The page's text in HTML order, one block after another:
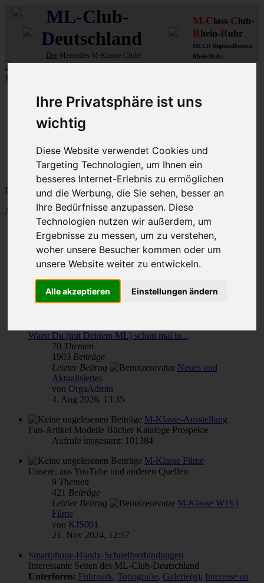
Ihre Privatsphäre ist uns
wichtig
Diese Website verwendet Cookies und
Targeting Technologien, um Ihnen ein
besseres Internet-Erlebnis zu ermöglichen
und die Werbung, die Sie sehen, besser an
Ihre Bedürfnisse anzupassen. Diese
Technologien nutzen wir außerdem, um
Ergebnisse zu messen, um zu verstehen,
woher unsere Besucher kommen oder um
unsere Website weiter zu entwickeln.
Alle akzeptieren Einstellungen ändern
ML-Club-
Deutschland
Der Mercedes M-Klasse Club!
M-Class-Club-
Rhein-Ruhr
MLCD Regionalbereich
Rhein/Ruhr
10 aus 15 unserer in
Schnellzugriff
Ungelesene
MLCD-Ausstellung
FAQ
MLCD-Seiten
MLCD-Foren-Übersicht
Dein letzter Besuch: 7. Aug 2026, 02:49
Aktuelle Zeit: 7. Aug 2026, 02:49
M-Klasse-Foren W163 W164 W166 V167
Themen
Beiträge
Letzter Beitrag
von & für M-Klasse- und MLCD-Interessierte
Unterforen:
Warst Du (mit Deinem ML) schon mal in...
70 Themen
1903 Beiträge
Letzter Beitrag
Neues und
Aktualisiertes
von OrgaAdmin
4. Aug 2026, 13:35
M-Klasse-Ausstellung
Fan-Artikel Modelle Bücher Kataloge Prospekte
Aufrufe insgesamt: 101384
M-Klasse Filme
Unsere, aus YouTube und anderen Quellen
9 Themen
421 Beiträge
Letzter Beitrag
M-Klasse W163
Filme
von KJS001
21. Nov 2024, 12:57
Smartphone-Handy-Schnellverbindungen
Interessante Seiten des ML-Club-Deutschland
Unterforen: Fuhrpark, Topografie, Galerie(n), Interesse an